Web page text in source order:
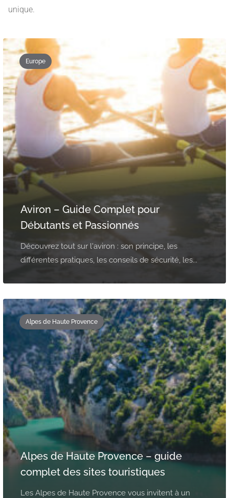
unique.
Europe
Aviron – Guide Complet pour
Débutants et Passionnés
Découvrez tout sur l'aviron : son principe, les
différentes pratiques, les conseils de sécurité, les...
Alpes de Haute Provence
Alpes de Haute Provence – guide
complet des sites touristiques
Les Alpes de Haute Provence vous invitent à un